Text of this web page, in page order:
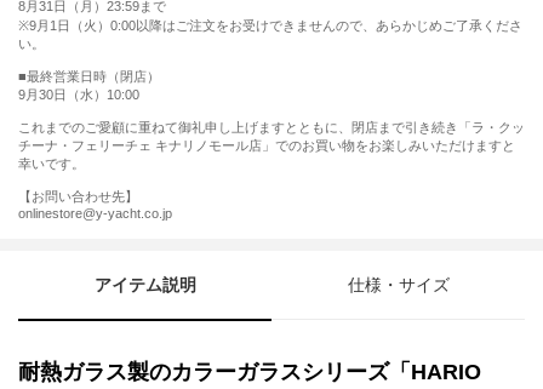
8月31日（月）23:59まで
※9月1日（火）0:00以降はご注文をお受けできませんので、あらかじめご了承くださ
い。
■最終営業日時（閉店）
9月30日（水）10:00
これまでのご愛顧に重ねて御礼申し上げますとともに、閉店まで引き続き「ラ・クッ
チーナ・フェリーチェ キナリノモール店」でのお買い物をお楽しみいただけますと
幸いです。
【お問い合わせ先】
onlinestore@y-yacht.co.jp
アイテム説明 仕様・サイズ
耐熱ガラス製のカラーガラスシリーズ「HARIO